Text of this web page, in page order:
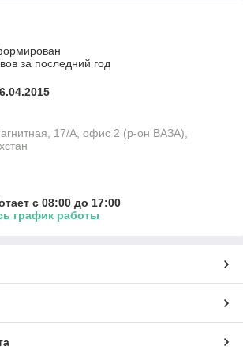
за последний год
17/А, офис 2 (р-он ВАЗА),
с 08:00 до 17:00
график работы